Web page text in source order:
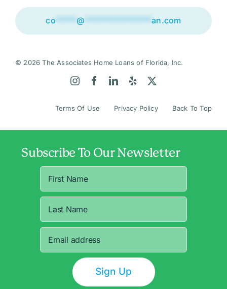
co *****@ ****************an.com
© 2026 The Associates Home Loans of Florida, Inc.
Terms Of Use Privacy Policy Back To Top
Subscribe To Our Newsletter